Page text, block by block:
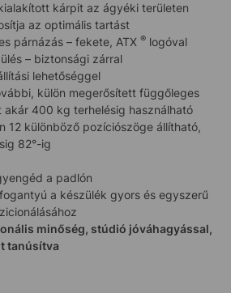
kárpit az ágyéki területen
az optimális tartást
párnázás – fekete, ATX ® logóval
– biztonsági zárral
lehetőséggel
külön megerősített függőleges
400 kg terhelésig használható
12 különböző pozíciószöge állítható,
82°-ig
a padlón
a készülék gyors és egyszerű
minőség, stúdió jóváhagyással,
tanúsítva